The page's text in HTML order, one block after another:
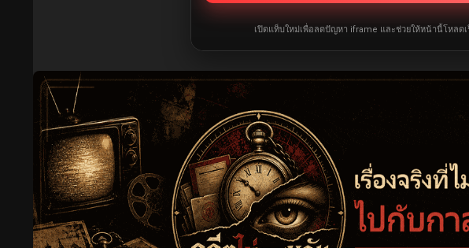
เปิดแท็บใหม่เพื่อลดปัญหา iframe และช่วยให้หน้านี้โหลด